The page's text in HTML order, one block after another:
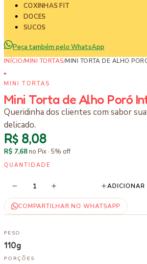
COXINHAS FIT
DOCES
SUCOS
Peça também pelo WhatsApp
INÍCIO/MINI TORTAS/MINI TORTA DE ALHO
MINI TORTAS
Mini Torta de Alho Poró
Queridinha dos clientes com sabor
delicado.
R$ 8,08
R$ 7,68no Pix · 5% off
QUANTIDADE
1
COMPARTILHAR NO WHATSAPP
PESO
110g
PORÇÕES